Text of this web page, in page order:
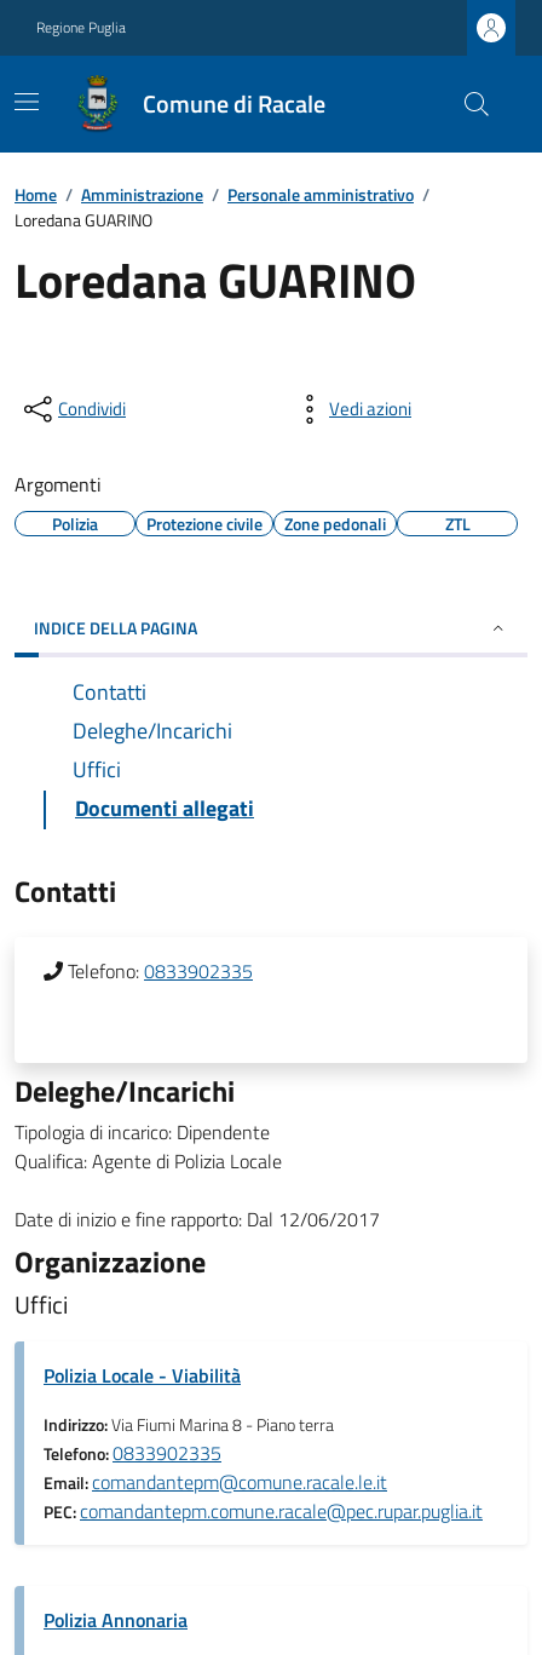
Regione Puglia
Comune di Racale
Home / Amministrazione / Personale amministrativo /
Loredana GUARINO
Loredana GUARINO
Condividi Vedi azioni
Argomenti
Polizia Protezione civile Zone pedonali ZTL
INDICE DELLA PAGINA
Contatti
Deleghe/Incarichi
Uffici
Documenti allegati
Contatti
Telefono:0833902335
Deleghe/Incarichi
Tipologia di incarico: Dipendente
Qualifica: Agente di Polizia Locale
Date di inizio e fine rapporto: Dal 12/06/2017
Organizzazione
Uffici
Polizia Locale - Viabilità
Indirizzo:Via Fiumi Marina 8 - Piano terra
Telefono:0833902335
Email:comandantepm@comune.racale.le.it
PEC:comandantepm.comune.racale@pec.rupar.puglia.it
Polizia Annonaria